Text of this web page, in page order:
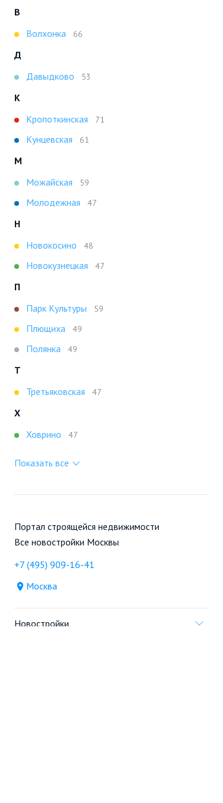
В
Волхонка
66
Д
Давыдково
53
К
Кропоткинская
71
Кунцевская 61
М
Можайская
59
Молодежная 47
Н
Новокосино
48
Новокузнецкая 47
П
Парк Культуры
59
Плющиха 49
Полянка 49
Т
Третьяковская
47
Х
Ховрино
47
Показать все
Портал строящейся недвижимости
Все новостройки Москвы
+7 (495) 909-16-41
Москва
Новостройки